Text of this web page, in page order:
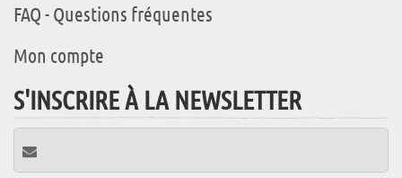
FAQ - Questions fréquentes
Mon compte
S'INSCRIRE À LA NEWSLETTER